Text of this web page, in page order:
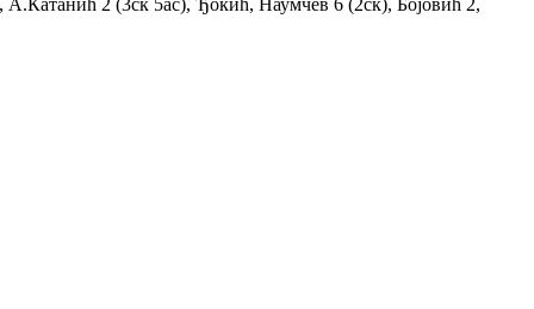
2 (3ск 5ас), Ђокић, Наумчев 6 (2ск), Бојовић 2,